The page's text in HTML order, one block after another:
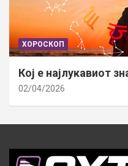
ХОРОСКОП
Кој е најлукавиот
02/04/2026